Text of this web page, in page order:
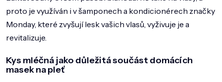
proto je využíván i všamponech a kondicionérech značky
Monday, které zvyšují lesk vašich vlasů, vyživuje je a
revitalizuje.
Kys mléčná jako důležitá součást domácích
masek na pleť